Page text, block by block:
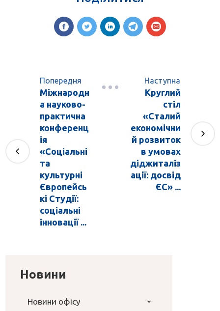
Попередня
Міжнародн
а науково-
практична
конференц
ія
«Соціальні
та
культурні
Європейсь
кі Студії:
соціальні
інновації ...
Наступна
Круглий
стіл
«Сталий
економічни
й розвиток
в умовах
діджиталіз
ації: досвід
ЄС» ...
Новини
Новини офісу